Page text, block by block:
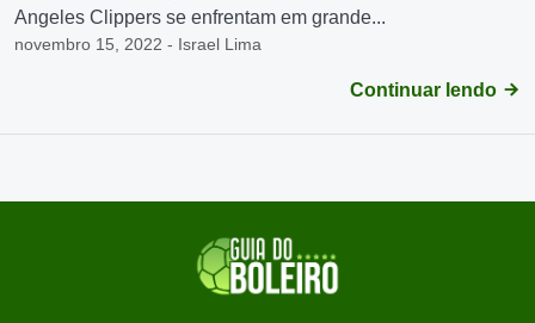
Angeles Clippers se enfrentam em grande...
novembro 15, 2022 - Israel Lima
Continuar lendo